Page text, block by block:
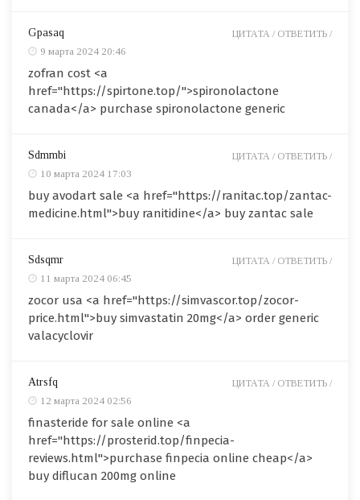
Gpasaq
9 марта 2024 20:46
zofran cost <a
href="https://spirtone.top/">spironolactone
canada</a> purchase spironolactone generic
ЦИТАТА / ОТВЕТИТЬ /
Sdmmbi
10 марта 2024 17:03
buy avodart sale <a href="https://ranitac.top/zantac-
medicine.html">buy ranitidine</a> buy zantac sale
ЦИТАТА / ОТВЕТИТЬ /
Sdsqmr
11 марта 2024 06:45
zocor usa <a href="https://simvascor.top/zocor-
price.html">buy simvastatin 20mg</a> order generic
valacyclovir
ЦИТАТА / ОТВЕТИТЬ /
Atrsfq
12 марта 2024 02:56
finasteride for sale online <a
href="https://prosterid.top/finpecia-
reviews.html">purchase finpecia online cheap</a>
buy diflucan 200mg online
ЦИТАТА / ОТВЕТИТЬ /